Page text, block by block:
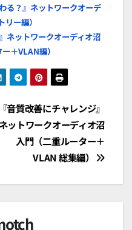
る？』ネットワークオーデ
ー編）
ネットワークオーディオ沼
＋VLAN編）
『音質改善にチャレンジ』
ネットワークオーディオ沼
入門（二重ルーター＋
VLAN 総集編）